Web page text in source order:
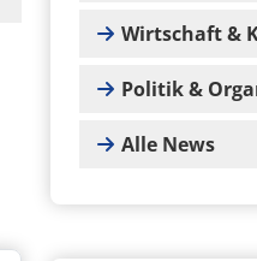
Wirtschaft &
Politik &
Alle News